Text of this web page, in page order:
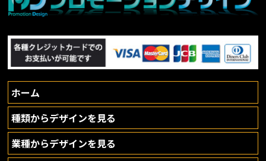
ホーム
種類からデザインを見る
業種からデザインを見る